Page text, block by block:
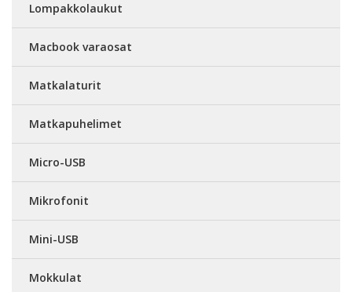
Lompakkolaukut
Macbook varaosat
Matkalaturit
Matkapuhelimet
Micro-USB
Mikrofonit
Mini-USB
Mokkulat